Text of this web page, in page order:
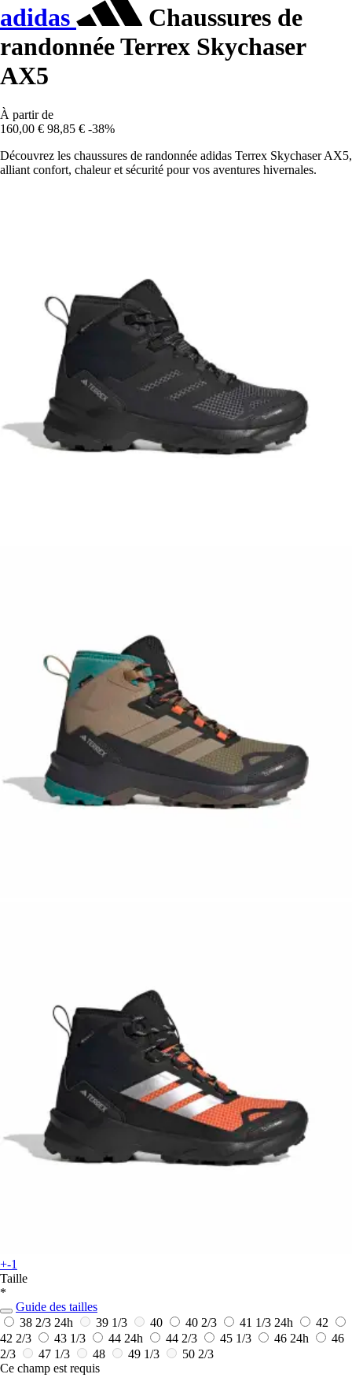
adidas
Chaussures de
randonnée Terrex Skychaser
AX5
À partir de
160,00 € 98,85 € -38%
Découvrez les chaussures de randonnée adidas Terrex Skychaser AX5,
alliant confort, chaleur et sécurité pour vos aventures hivernales.
+-1
Taille
*
Guide des tailles
38 2/3 24h 39 1/3 40 40 2/3 41 1/3 24h
42
42 2/3
43 1/3 44 24h 44 2/3 45 1/3 46 24h
46
2/3
47 1/3 48 49 1/3
50 2/3
Ce champ est requis